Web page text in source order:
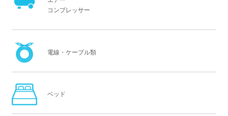
コンプレッサー
電線・ケーブル類
ベッド